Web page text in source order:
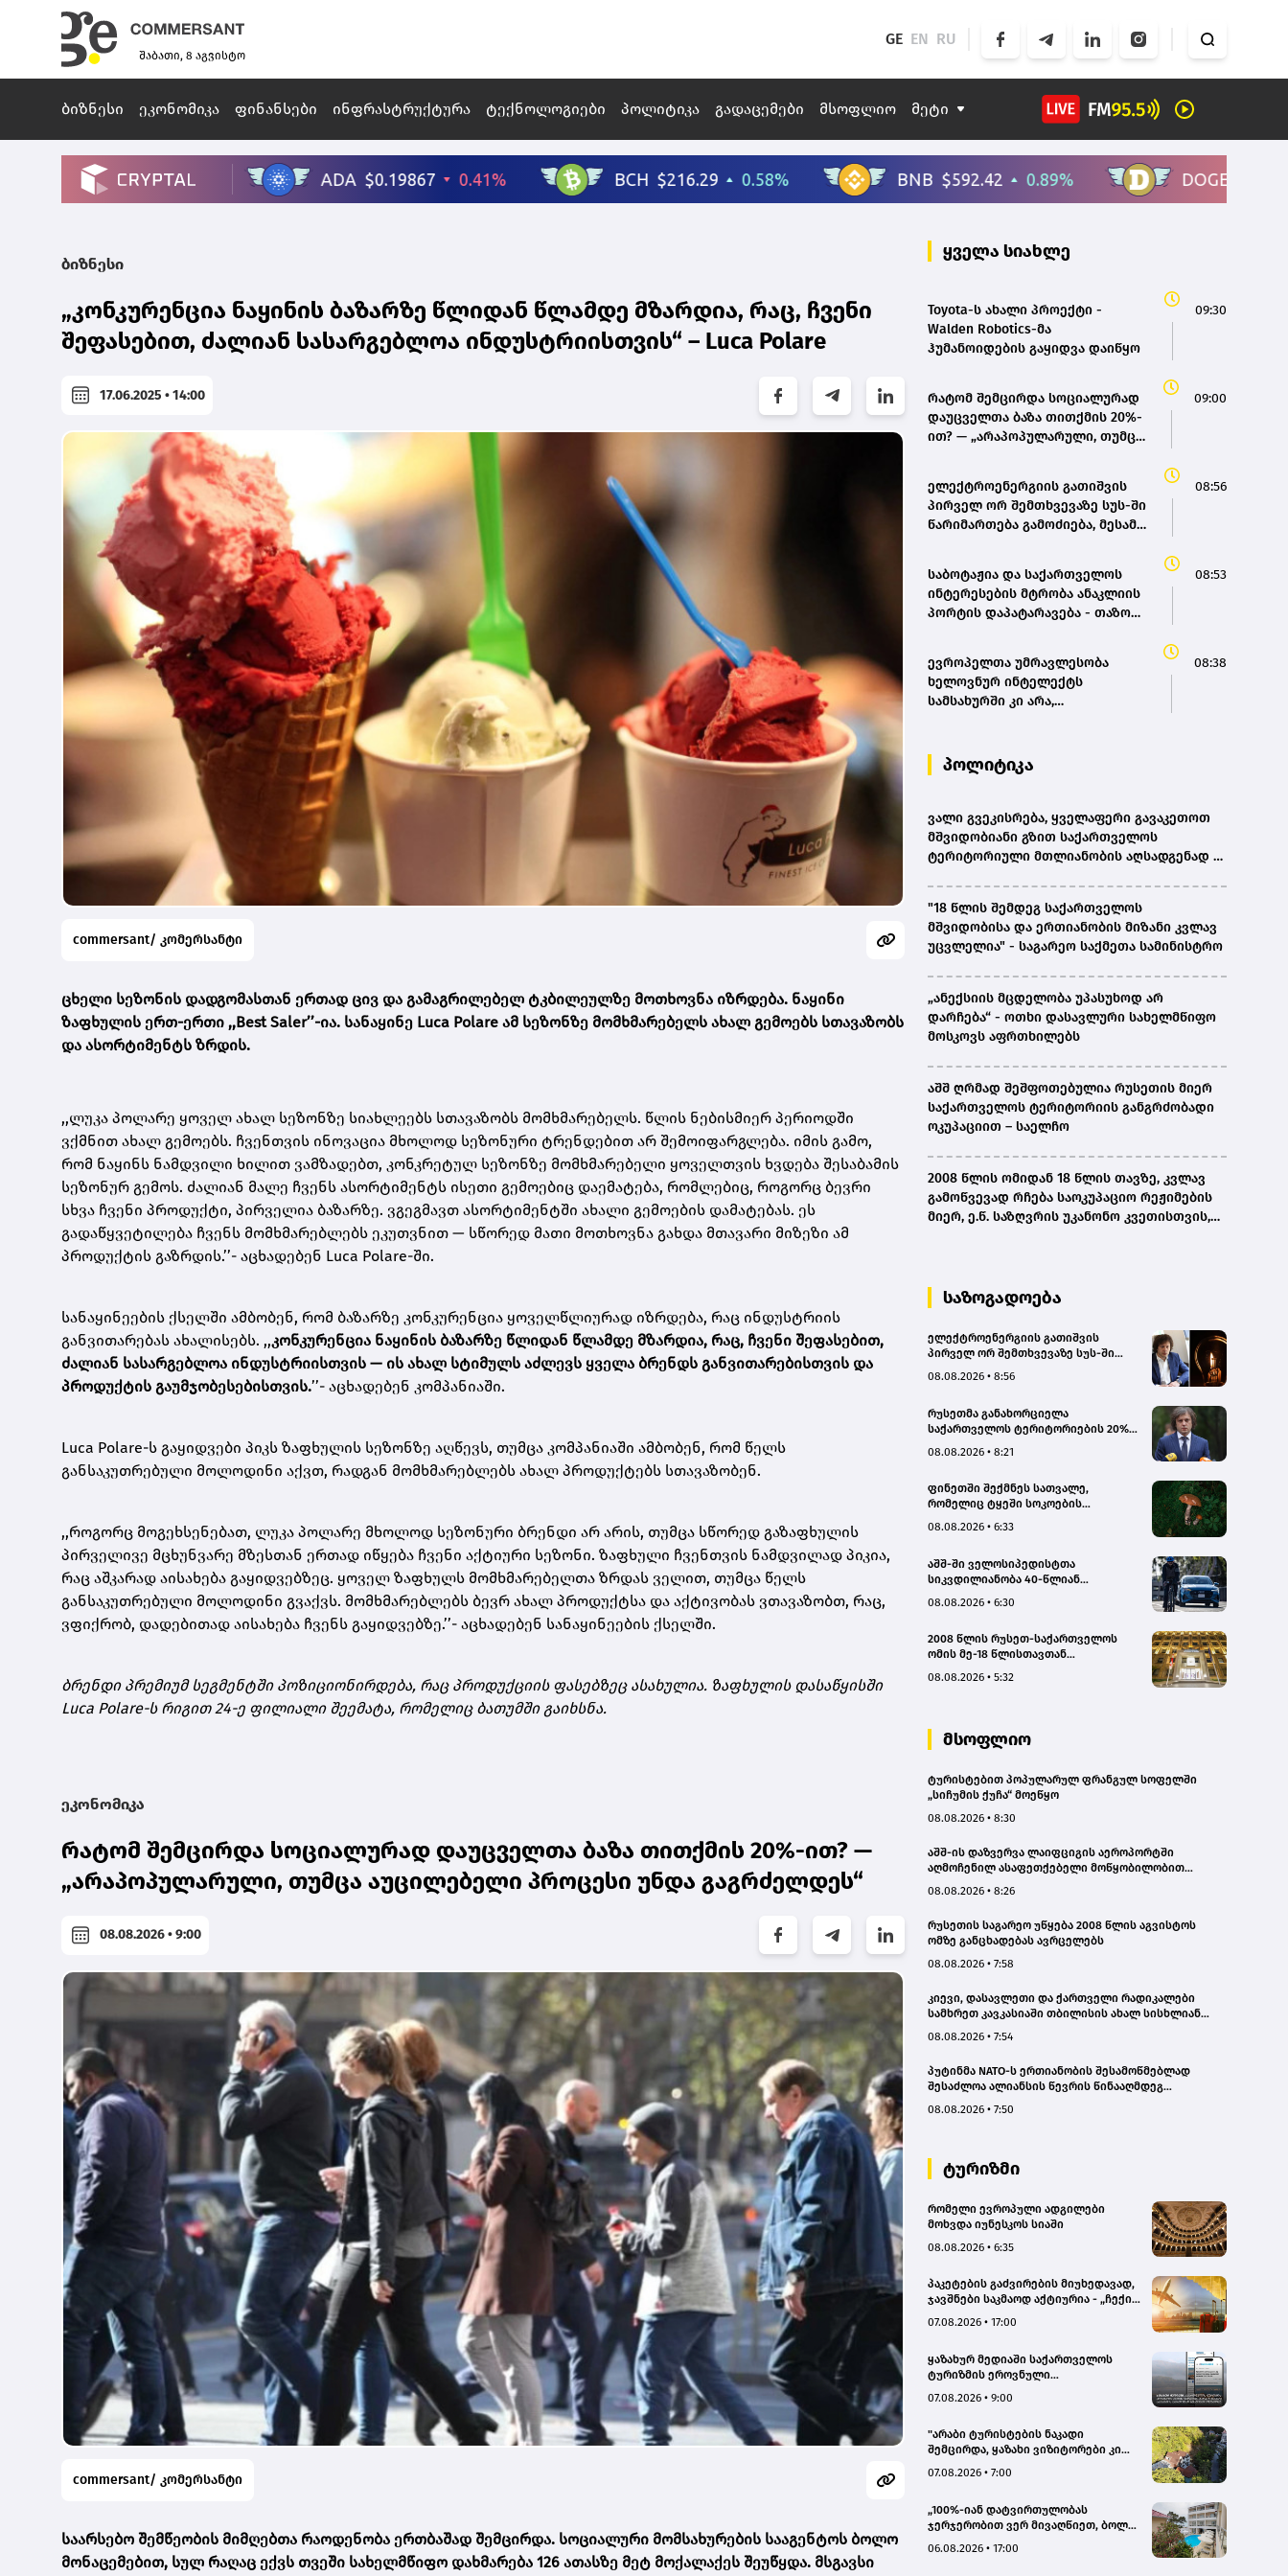
შაბათი, 8 აგვისტო
GE EN RU
ბიზნესი ეკონომიკა ფინანსები ინფრასტრუქტურა ტექნოლოგიები პოლიტიკა გადაცემები მსოფლიო მეტი
ბიზნესი
„კონკურენცია ნაყინის ბაზარზე წლიდან წლამდე მზარდია, რაც, ჩვენი
შეფასებით, ძალიან სასარგებლოა ინდუსტრიისთვის“ – Luca Polare
17.06.2025 • 14:00
commersant/ კომერსანტი
ცხელი სეზონის დადგომასთან ერთად ცივ და გამაგრილებელ ტკბილეულზე მოთხოვნა იზრდება. ნაყინი
ზაფხულის ერთ-ერთი ,,Best Saler’’-ია. სანაყინე Luca Polare ამ სეზონზე მომხმარებელს ახალ გემოებს სთავაზობს
და ასორტიმენტს ზრდის.
,,ლუკა პოლარე ყოველ ახალ სეზონზე სიახლეებს სთავაზობს მომხმარებელს. წლის ნებისმიერ პერიოდში
ვქმნით ახალ გემოებს. ჩვენთვის ინოვაცია მხოლოდ სეზონური ტრენდებით არ შემოიფარგლება. იმის გამო,
რომ ნაყინს ნამდვილი ხილით ვამზადებთ, კონკრეტულ სეზონზე მომხმარებელი ყოველთვის ხვდება შესაბამის
სეზონურ გემოს. ძალიან მალე ჩვენს ასორტიმენტს ისეთი გემოებიც დაემატება, რომლებიც, როგორც ბევრი
სხვა ჩვენი პროდუქტი, პირველია ბაზარზე. ვგეგმავთ ასორტიმენტში ახალი გემოების დამატებას. ეს
გადაწყვეტილება ჩვენს მომხმარებლებს ეკუთვნით — სწორედ მათი მოთხოვნა გახდა მთავარი მიზეზი ამ
პროდუქტის გაზრდის.’’- აცხადებენ Luca Polare-ში.
სანაყინეების ქსელში ამბობენ, რომ ბაზარზე კონკურენცია ყოველწლიურად იზრდება, რაც ინდუსტრიის
განვითარებას ახალისებს. ,,კონკურენცია ნაყინის ბაზარზე წლიდან წლამდე მზარდია, რაც, ჩვენი შეფასებით,
ძალიან სასარგებლოა ინდუსტრიისთვის — ის ახალ სტიმულს აძლევს ყველა ბრენდს განვითარებისთვის და
პროდუქტის გაუმჯობესებისთვის.’’- აცხადებენ კომპანიაში.
Luca Polare-ს გაყიდვები პიკს ზაფხულის სეზონზე აღწევს, თუმცა კომპანიაში ამბობენ, რომ წელს
განსაკუთრებული მოლოდინი აქვთ, რადგან მომხმარებლებს ახალ პროდუქტებს სთავაზობენ.
,,როგორც მოგეხსენებათ, ლუკა პოლარე მხოლოდ სეზონური ბრენდი არ არის, თუმცა სწორედ გაზაფხულის
პირველივე მცხუნვარე მზესთან ერთად იწყება ჩვენი აქტიური სეზონი. ზაფხული ჩვენთვის ნამდვილად პიკია,
რაც აშკარად აისახება გაყიდვებზეც. ყოველ ზაფხულს მომხმარებელთა ზრდას ველით, თუმცა წელს
განსაკუთრებული მოლოდინი გვაქვს. მომხმარებლებს ბევრ ახალ პროდუქტსა და აქტივობას ვთავაზობთ, რაც,
ვფიქრობ, დადებითად აისახება ჩვენს გაყიდვებზე.’’- აცხადებენ სანაყინეების ქსელში.
ბრენდი პრემიუმ სეგმენტში პოზიციონირდება, რაც პროდუქციის ფასებზეც ასახულია. ზაფხულის დასაწყისში
Luca Polare-ს რიგით 24-ე ფილიალი შეემატა, რომელიც ბათუმში გაიხსნა.
ეკონომიკა
რატომ შემცირდა სოციალურად დაუცველთა ბაზა თითქმის 20%-ით? —
„არაპოპულარული, თუმცა აუცილებელი პროცესი უნდა გაგრძელდეს“
08.08.2026 • 9:00
commersant/ კომერსანტი
საარსებო შემწეობის მიმღებთა რაოდენობა ერთბაშად შემცირდა. სოციალური მომსახურების სააგენტოს ბოლო
მონაცემებით, სულ რაღაც ექვს თვეში სახელმწიფო დახმარება 126 ათასზე მეტ მოქალაქეს შეუწყდა. მსგავსი
ყველა სიახლე
Toyota-ს ახალი პროექტი -
Walden Robotics-მა
ჰუმანოიდების გაყიდვა დაიწყო
09:30
რატომ შემცირდა სოციალურად
დაუცველთა ბაზა თითქმის 20%-
ით? — „არაპოპულარული, თუმცა
09:00
ელექტროენერგიის გათიშვის
პირველ ორ შემთხვევაზე სუს-ში
წარიმართება გამოძიება, მესამე
სამუშაოები ენგურჰესზე -
კობახიძე
08:56
საბოტაჟია და საქართველოს
ინტერესების მტრობა ანაკლიის
პორტის დაპატარავება - თაზო
08:53
ევროპელთა უმრავლესობა
ხელოვნურ ინტელექტს
სამსახურში კი არა,
კვლევა
08:38
პოლიტიკა
ვალი გვეკისრება, ყველაფერი გავაკეთოთ
მშვიდობიანი გზით საქართველოს
ტერიტორიული მთლიანობის აღსადგენად -
"18 წლის შემდეგ საქართველოს
მშვიდობისა და ერთიანობის მიზანი კვლავ
უცვლელია" - საგარეო საქმეთა სამინისტრო
„ანექსიის მცდელობა უპასუხოდ არ
დარჩება“ - ოთხი დასავლური სახელმწიფო
მოსკოვს აფრთხილებს
აშშ ღრმად შეშფოთებულია რუსეთის მიერ
საქართველოს ტერიტორიის განგრძობადი
ოკუპაციით – საელჩო
2008 წლის ომიდან 18 წლის თავზე, კვლავ
გამოწვევად რჩება საოკუპაციო რეჟიმების
მიერ, ე.წ. საზღვრის უკანონო კვეთისთვის,
სახალხო დამცველი
საზოგადოება
ელექტროენერგიის გათიშვის
პირველ ორ შემთხვევაზე სუს-ში
გათიშვას ჰქონდა კონკრეტული
სამუშაოები ენგურჰესზე - კობახიძე
08.08.2026 • 8:56
რუსეთმა განახორციელა
საქართველოს ტერიტორიების 20%-
რეჟიმის და „ნაცმოძრაობის“
გადაფარავს ამ დანაშაულს, ეს იყო
დანაშაული ჩვენი სახელმწიფოს
წინაშე - კობახიძე
08.08.2026 • 8:21
ფინეთში შექმნეს სათვალე,
რომელიც ტყეში სოკოების
08.08.2026 • 6:33
აშშ-ში ველოსიპედისტთა
სიკვდილიანობა 40-წლიან
08.08.2026 • 6:30
2008 წლის რუსეთ-საქართველოს
ომის მე-18 წლისთავთან
შენობებზე სახელმწიფო დროშები
08.08.2026 • 5:32
მსოფლიო
ტურისტებით პოპულარულ ფრანგულ სოფელში
„სიჩუმის ქუჩა“ მოეწყო
08.08.2026 • 8:30
აშშ-ის დაზვერვა ლაიფციგის აეროპორტში
აღმოჩენილ ასაფეთქებელი მოწყობილობით
08.08.2026 • 8:26
რუსეთის საგარეო უწყება 2008 წლის აგვისტოს
ომზე განცხადებას ავრცელებს
08.08.2026 • 7:58
კიევი, დასავლეთი და ქართველი რადიკალები
სამხრეთ კავკასიაში თბილისის ახალ სისხლიან
საგარეო
08.08.2026 • 7:54
პუტინმა NATO-ს ერთიანობის შესამოწმებლად
შესაძლოა ალიანსის წევრის წინააღმდეგ
08.08.2026 • 7:50
ტურიზმი
რომელი ევროპული ადგილები
მოხვდა იუნესკოს სიაში
08.08.2026 • 6:35
პაკეტების გაძვირების მიუხედავად,
ჯავშნები საკმაოდ აქტიურია - „ჩექინ
07.08.2026 • 17:00
ყაზახურ მედიაში საქართველოს
ტურიზმის ეროვნული
კამპანიის ფარგლებში სტატიები
07.08.2026 • 9:00
"არაბი ტურისტების ნაკადი
შემცირდა, ყაზახი ვიზიტორები კი
Hotel
07.08.2026 • 7:00
„100%-იან დატვირთულობას
ჯერჯერობით ვერ მივაღწიეთ, ბოლო
გაუქმდა“ - Kobuleti Beach Club
06.08.2026 • 17:00